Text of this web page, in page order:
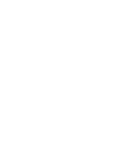
, 글루텐 프리 스튜 등 식이 제한 사항이